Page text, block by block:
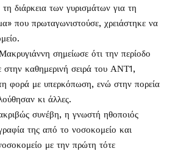
διάρκεια των γυρισμάτων για τη
που πρωταγωνιστούσε, χρειάστηκε να
σημείωσε ότι την περίοδο
στην καθημερινή σειρά του ΑΝΤ1,
φορά με υπερκόπωση, ενώ στην πορεία
κι άλλες.
συνέβη, η γνωστή ηθοποιός
της από το νοσοκομείο και
με την πρώτη τότε